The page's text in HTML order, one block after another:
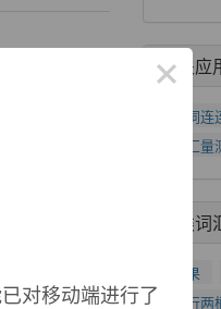
相关应
单词
词汇
分类词
水果
爬行两
×
对移动端进行了